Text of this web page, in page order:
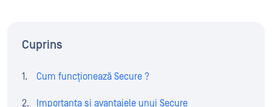
Cuprins
Cum funcționează Secure ?
Importanța și avantajele unui Secure